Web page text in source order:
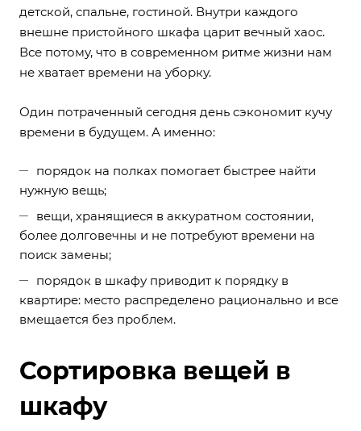
детской, спальне, гостиной. Внутри каждого
внешне пристойного шкафа царит вечный хаос.
Все потому, что в современном ритме жизни нам
не хватает времени на уборку.
Один потраченный сегодня день сэкономит кучу
времени в будущем. А именно:
порядок на полках помогает быстрее найти
нужную вещь;
вещи, хранящиеся в аккуратном состоянии,
более долговечны и не потребуют времени на
поиск замены;
порядок в шкафу приводит к порядку в
квартире: место распределено рационально и все
вмещается без проблем.
Сортировка вещей в
шкафу